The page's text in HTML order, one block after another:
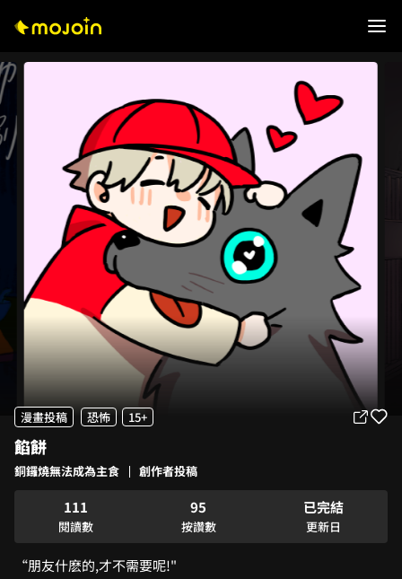
漫畫投稿 恐怖 15+
餡餅
銅鑼燒無法成為主食 創作者投稿
0
1
2
3
4
0
1
2
3
4
0
1
2
3
4
閱讀數
0
1
2
7
8
9
4
5
6
7
按讚數
已完結
更新日
“朋友什麽的,才不需要呢!"